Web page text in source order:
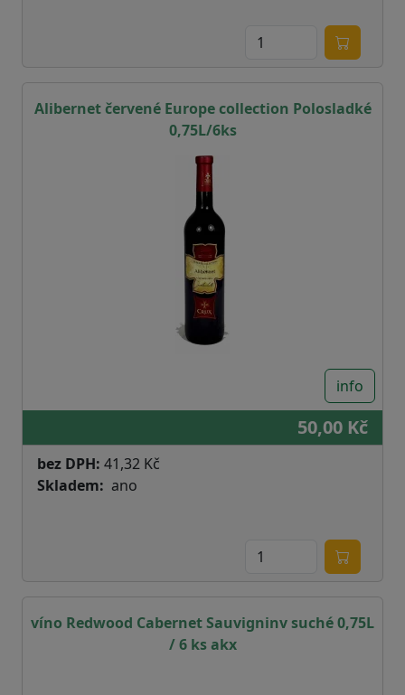
Alibernet červené Europe collection Polosladké
0,75L/6ks
info
50,00 Kč
bez DPH: 41,32 Kč
Skladem
ano
víno Redwood Cabernet Sauvigninv suché 0,75L
/ 6 ks akx